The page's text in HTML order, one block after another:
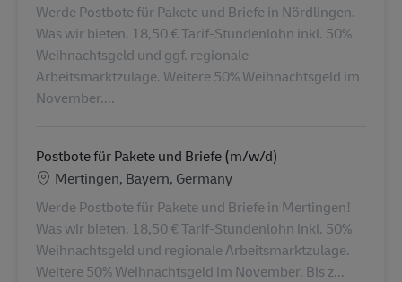
Werde Postbote für Pakete und Briefe in Nördlingen.
Was wir bieten. 18,50 € Tarif-Stundenlohn inkl. 50%
Weihnachtsgeld und ggf. regionale
Arbeitsmarktzulage. Weitere 50% Weihnachtsgeld im
November....
Postbote für Pakete und Briefe (m/w/d)
Location
Mertingen, Bayern, Germany
Werde Postbote für Pakete und Briefe in Mertingen!
Was wir bieten. 18,50 € Tarif-Stundenlohn inkl. 50%
Weihnachtsgeld und regionale Arbeitsmarktzulage.
Weitere 50% Weihnachtsgeld im November. Bis z...